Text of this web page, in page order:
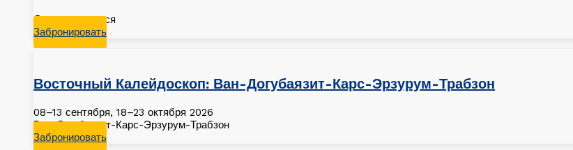
Даты ожидаются
Забронировать
Восточный Калейдоскоп: Ван-Догубаязит-Карс-Эрзурум-Трабзон
08–13 сентября, 18–23 октября 2026
Ван-Догубаязит-Карс-Эрзурум-Трабзон
Забронировать